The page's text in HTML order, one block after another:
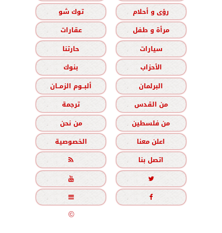
رؤى و أحلام
توك شو
مرأة و طفل
عقارات
سيارات
حارتنا
الأحزاب
بنوك
البرلمان
ألبــوم الزمــان
من القدس
ترجمة
من فلسطين
من نحن
اعلن معنا
الخصوصية
اتصل بنا





جميع الحقوق محفوظة©